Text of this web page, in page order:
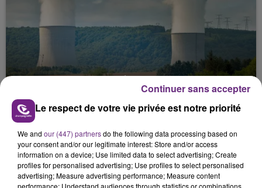
LA CENTRALE NUCLÉAIRE DE CHOOZ
TOUJOURS À L'ARRÊT
Cela fait déjà une semaine que la centrale
nucléaire ardennaise est à l'arrêt. Une situation
justifiée par la sécheresse intense qui est toujours
présente.
TITRES DIFFUSÉS
20h48
20h48 20h45
20h45
Le respect de votre vie privée est notre priorité
We and our (447) partnersdo the following data processing based on
your consent and/or our legitimate interest: Store and/or access
information on a device; Use limited data to select advertising; Create
profiles for personalised advertising; Use profiles to select personalised
advertising; Measure advertising performance; Measure content
performance; Understand audiences through statistics or combinations
Continuer sans accepter